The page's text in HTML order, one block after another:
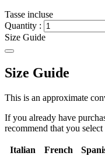
Tasse incluse
Quantity :
Size Guide
Size Guide
This is an approximate
If you already have
recommend that you
Italian
French